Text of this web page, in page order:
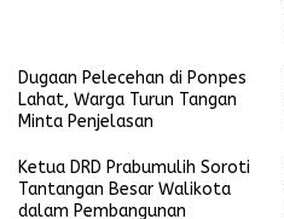
Dugaan Pelecehan di Ponpes
Lahat, Warga Turun Tangan
Minta Penjelasan
Ketua DRD Prabumulih Soroti
Tantangan Besar Walikota
dalam Pembangunan